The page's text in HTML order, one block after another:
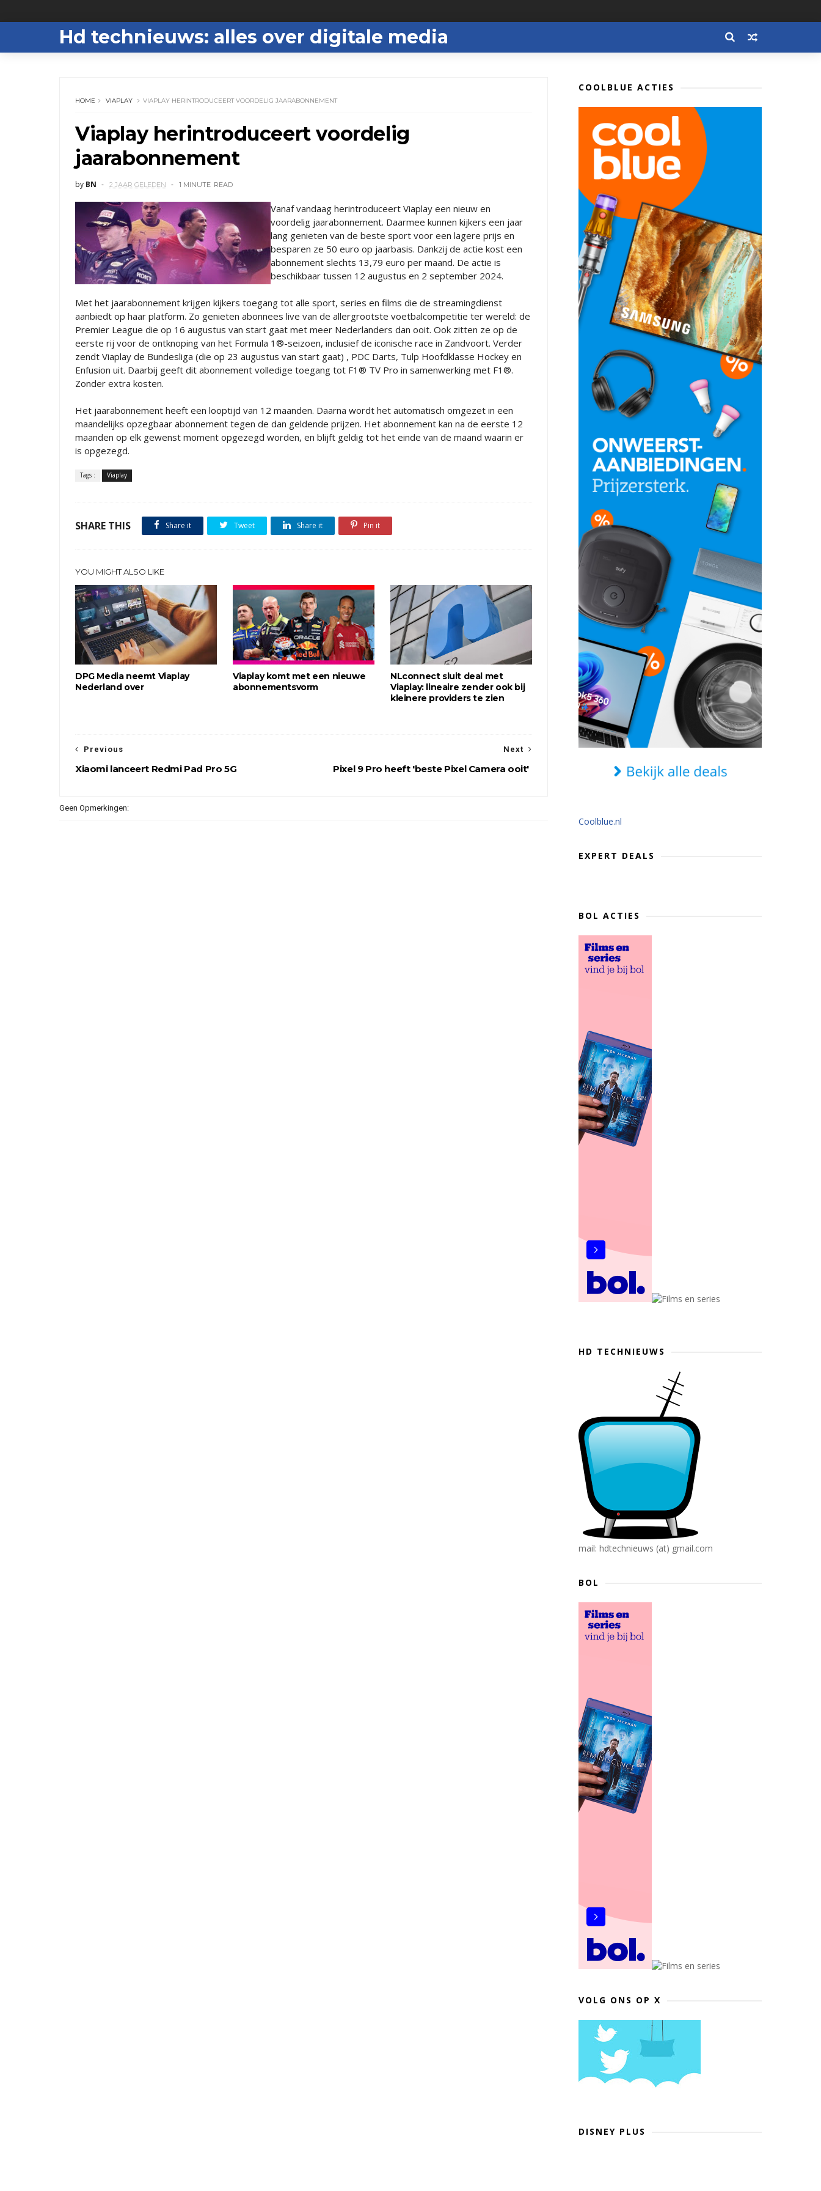
Hd technieuws: alles over digitale media
HOME VIAPLAY VIAPLAY HERINTRODUCEERT VOORDELIG JAARABONNEMENT
Viaplay herintroduceert voordelig
jaarabonnement
by BN 2 JAAR GELEDEN 1 MINUTE READ
Vanaf vandaag herintroduceert Viaplay een nieuw en
voordelig jaarabonnement. Daarmee kunnen kijkers een jaar
lang genieten van de beste sport voor een lagere prijs en
besparen ze 50 euro op jaarbasis. Dankzij de actie kost een
abonnement slechts 13,79 euro per maand. De actie is
beschikbaar tussen 12 augustus en 2 september 2024.
Met het jaarabonnement krijgen kijkers toegang tot alle sport, series en films die de streamingdienst
aanbiedt op haar platform. Zo genieten abonnees live van de allergrootste voetbalcompetitie ter wereld: de
Premier League die op 16 augustus van start gaat met meer Nederlanders dan ooit. Ook zitten ze op de
eerste rij voor de ontknoping van het Formula 1®-seizoen, inclusief de iconische race in Zandvoort. Verder
zendt Viaplay de Bundesliga (die op 23 augustus van start gaat) , PDC Darts, Tulp Hoofdklasse Hockey en
Enfusion uit. Daarbij geeft dit abonnement volledige toegang tot F1® TV Pro in samenwerking met F1®.
Zonder extra kosten.
Het jaarabonnement heeft een looptijd van 12 maanden. Daarna wordt het automatisch omgezet in een
maandelijks opzegbaar abonnement tegen de dan geldende prijzen. Het abonnement kan na de eerste 12
maanden op elk gewenst moment opgezegd worden, en blijft geldig tot het einde van de maand waarin er
is opgezegd.
Tags : Viaplay
SHARE THIS Share it Tweet Share it Pin it
YOU MIGHT ALSO LIKE
DPG Media neemt Viaplay
Nederland over
Viaplay komt met een nieuwe
abonnementsvorm
NLconnect sluit deal met
Viaplay: lineaire zender ook bij
kleinere providers te zien
Next
Pixel 9 Pro heeft 'beste Pixel Camera ooit'
Previous
Xiaomi lanceert Redmi Pad Pro 5G
Geen Opmerkingen:
COOLBLUE ACTIES
Coolblue.nl
EXPERT DEALS
BOL ACTIES
HD TECHNIEUWS
mail: hdtechnieuws (at) gmail.com
BOL
VOLG ONS OP X
DISNEY PLUS